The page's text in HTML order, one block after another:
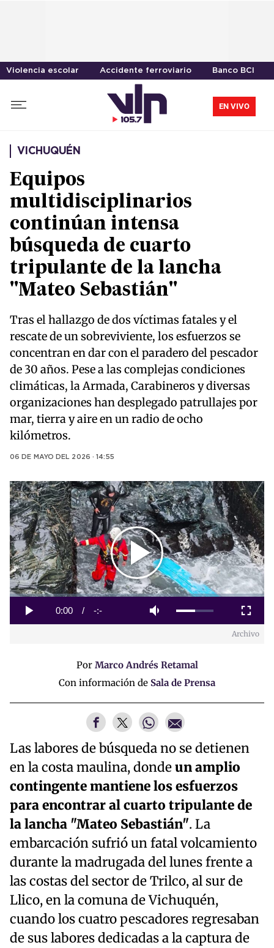
Violencia escolar Accidente ferroviario Banco BCI
EN VIVO
VICHUQUÉN
Equipos
multidisciplinarios
continúan intensa
búsqueda de cuarto
tripulante de la lancha
"Mateo Sebastián"
Tras el hallazgo de dos víctimas fatales y el
rescate de un sobreviviente, los esfuerzos se
concentran en dar con el paradero del pescador
de 30 años. Pese a las complejas condiciones
climáticas, la Armada, Carabineros y diversas
organizaciones han desplegado patrullajes por
mar, tierra y aire en un radio de ocho
kilómetros.
06 DE MAYO DEL 2026 · 14:55
Play
Video
Play Mute
Current
0:00 / Duration
-:-
Loaded:
Fullscreen
Archivo
Por Marco Andrés Retamal
Con información de Sala de Prensa
Las labores de búsqueda no se detienen
en la costa maulina, dondeun amplio
contingente mantiene los esfuerzos
para encontrar al cuarto tripulante de
la lancha "Mateo Sebastián". La
embarcación sufrió un fatal volcamiento
durante la madrugada del lunes frente a
las costas del sector de Trilco, al sur de
Llico, en la comuna de Vichuquén,
cuando los cuatro pescadores regresaban
de sus labores dedicadas a la captura de